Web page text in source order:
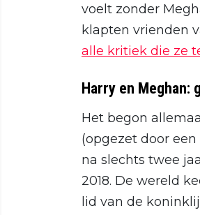
voelt zonder
klapten vrienden
alle kritiek die ze
Harry en Meghan:
Het begon
(opgezet door
na slechts twee
2018. De wereld
lid van de